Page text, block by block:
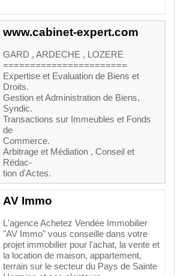
www.cabinet-expert.com
GARD , ARDECHE , LOZERE
=======================
Expertise et Evaluation de Biens et
Droits.
Gestion et Administration de Biens,
Syndic.
Transactions sur Immeubles et Fonds
de
Commerce.
Arbitrage et Médiation , Conseil et
Rédac-
tion d'Actes.
AV Immo
L'agence Achetez Vendée Immobilier
"AV Immo" vous conseille dans votre
projet immobilier pour l'achat, la vente et
la location de maison, appartement,
terrain sur le secteur du Pays de Sainte